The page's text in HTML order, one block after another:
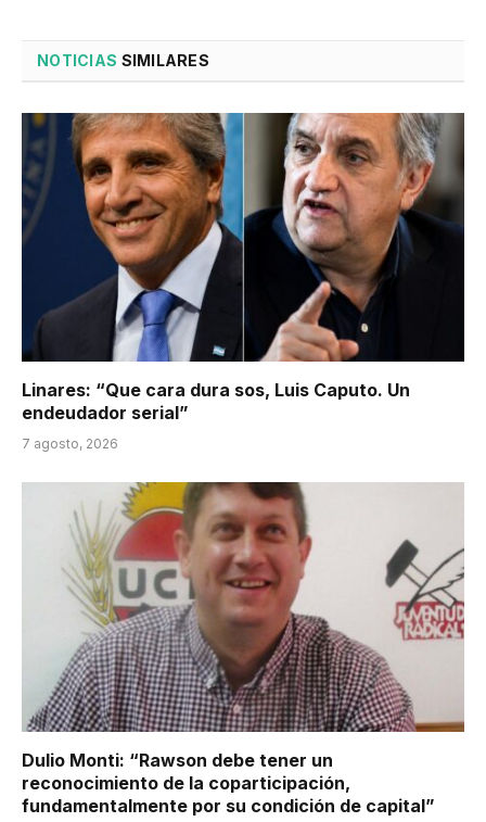
NOTICIAS SIMILARES
Linares: “Que cara dura sos, Luis Caputo. Un
endeudador serial”
7 agosto, 2026
Dulio Monti: “Rawson debe tener un
reconocimiento de la coparticipación,
fundamentalmente por su condición de capital”